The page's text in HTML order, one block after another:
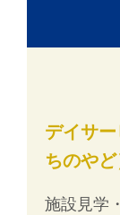
デイサ
ちのやど
施設見学